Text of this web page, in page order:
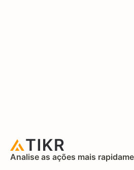
Analise as ações mais